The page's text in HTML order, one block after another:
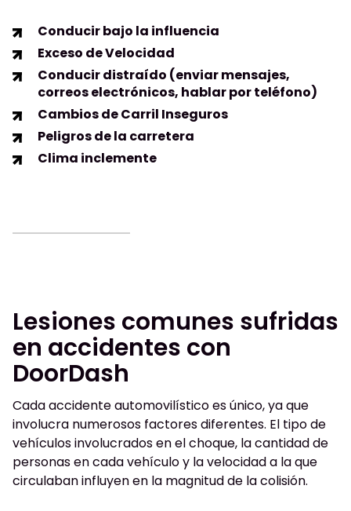
Conducir bajo la influencia
Exceso de Velocidad
Conducir distraído (enviar mensajes,
correos electrónicos, hablar por teléfono)
Cambios de Carril Inseguros
Peligros de la carretera
Clima inclemente
Lesiones comunes sufridas
en accidentes con
DoorDash
Cada accidente automovilístico es único, ya que
involucra numerosos factores diferentes. El tipo de
vehículos involucrados en el choque, la cantidad de
personas en cada vehículo y la velocidad a la que
circulaban influyen en la magnitud de la colisión.